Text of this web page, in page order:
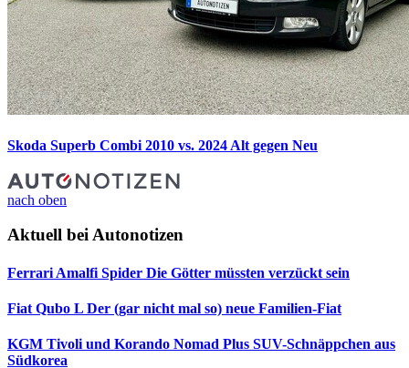
Skoda Superb Combi 2010 vs. 2024 Alt gegen Neu
nach oben
Aktuell bei Autonotizen
Ferrari Amalfi Spider Die Götter müssten verzückt sein
Fiat Qubo L Der (gar nicht mal so) neue Familien-Fiat
KGM Tivoli und Korando Nomad Plus SUV-Schnäppchen aus
Südkorea